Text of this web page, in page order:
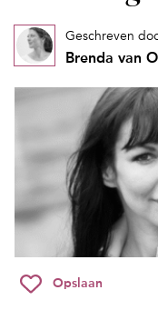
Geschreven
Brenda van
Opslaan